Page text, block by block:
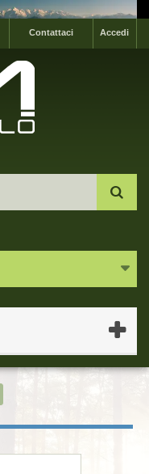
Accedi
Contattaci